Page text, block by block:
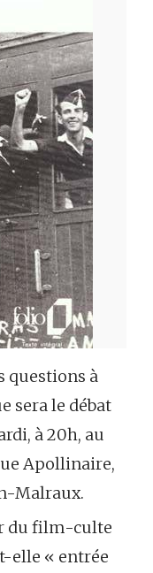
questions à
sera le débat
à 20h, au
Apollinaire,
Malraux.
du film-culte
elle « entrée